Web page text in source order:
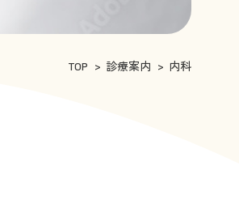
TOP 診療案内 内科